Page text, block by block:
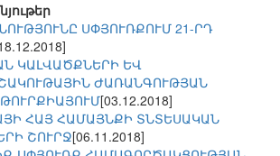
ՍՓՅՈՒՌՔՈՒՄ 21-ՐԴ
ԿԱԼՎԱԾՔՆԵՐԻ ԵՎ
ԺԱՌԱՆԳՈՒԹՅԱՆ
[03.12.2018]
ՀԱՅ ՀԱՄԱՅՆՔԻ ՏՆՏԵՍԱԿԱՆ
ՇՈՒՐՋ[06.11.2018]